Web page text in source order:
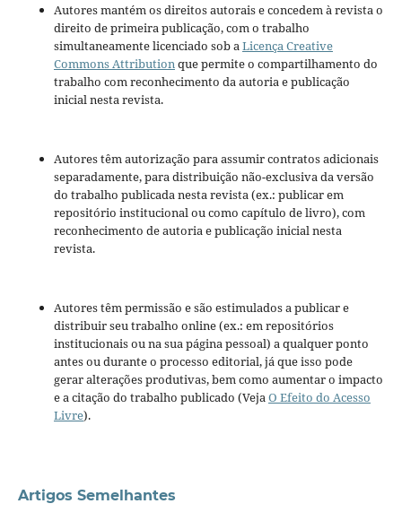
Autores mantém os direitos autorais e concedem à revista o
direito de primeira publicação, com o trabalho
simultaneamente licenciado sob aLicença Creative
Commons Attributionque permite o compartilhamento do
trabalho com reconhecimento da autoria e publicação
inicial nesta revista.
Autores têm autorização para assumir contratos adicionais
separadamente, para distribuição não-exclusiva da versão
do trabalho publicada nesta revista (ex.: publicar em
repositório institucional ou como capítulo de livro), com
reconhecimento de autoria e publicação inicial nesta
revista.
Autores têm permissão e são estimulados a publicar e
distribuir seu trabalho online (ex.: em repositórios
institucionais ou na sua página pessoal) a qualquer ponto
antes ou durante o processo editorial, já que isso pode
gerar alterações produtivas, bem como aumentar o impacto
e a citação do trabalho publicado (VejaO Efeito do Acesso
Livre).
Artigos Semelhantes